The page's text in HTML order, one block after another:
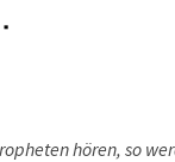
hören, so